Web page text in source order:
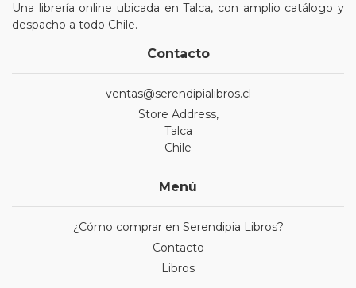
Una librería online ubicada en Talca, con amplio catálogo y
despacho a todo Chile.
Contacto
ventas@serendipialibros.cl
Store Address,
Talca
Chile
Menú
¿Cómo comprar en Serendipia Libros?
Contacto
Libros